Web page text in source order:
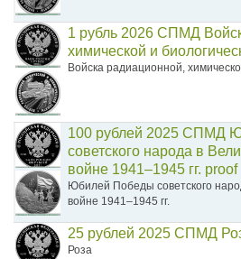
1 рубль 2026 СПМД
химической и
Войска радиационной,
100 рублей 2025 СПМД
советского народа в
войне 1941–1945 гг. proof
Юбилей Победы советского
войне 1941–1945 гг.
25 рублей 2025 СПМД
Роза